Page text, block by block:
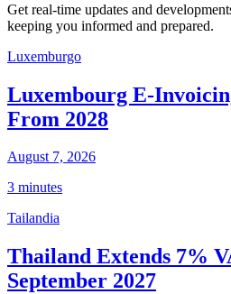
Get real-time updates and
keeping you informed and prepared.
Luxemburgo
Luxembourg E-
From 2028
August 7, 2026
3 minutes
Tailandia
Thailand Extends 7%
September 2027